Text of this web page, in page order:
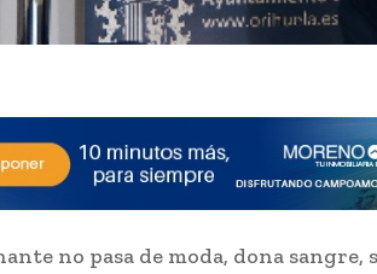
no pasa de moda, dona sangre,